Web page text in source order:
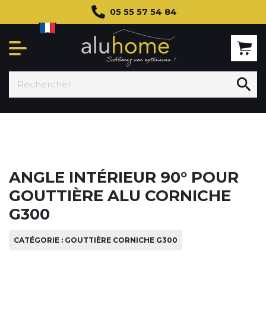
05 55 57 54 84

ANGLE INTÉRIEUR 90° POUR
GOUTTIÈRE ALU CORNICHE
G300
CATÉGORIE : GOUTTIÈRE CORNICHE G300